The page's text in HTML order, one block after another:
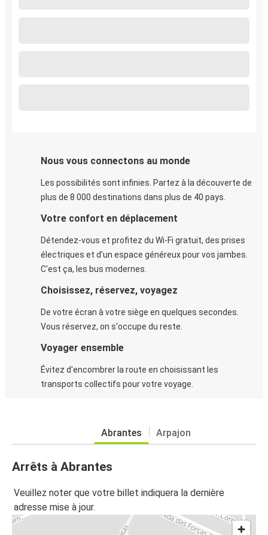
Nous vous connectons au monde
Les possibilités sont infinies. Partez à la découverte de
plus de 8 000 destinations dans plus de 40 pays.
Votre confort en déplacement
Détendez-vous et profitez du Wi-Fi gratuit, des prises
électriques et d’un espace généreux pour vos jambes.
C'est ça, les bus modernes.
Choisissez, réservez, voyagez
De votre écran à votre siège en quelques secondes.
Vous réservez, on s'occupe du reste.
Voyager ensemble
Évitez d'encombrer la route en choisissant les
transports collectifs pour votre voyage.
Abrantes Arpajon
Arrêts à Abrantes
Veuillez noter que votre billet indiquera la dernière
adresse mise à jour.